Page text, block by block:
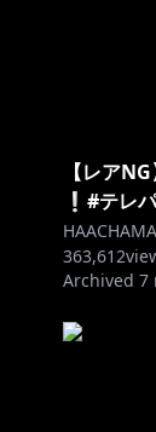
【レア
❕#テレ
363,612
Archived 7